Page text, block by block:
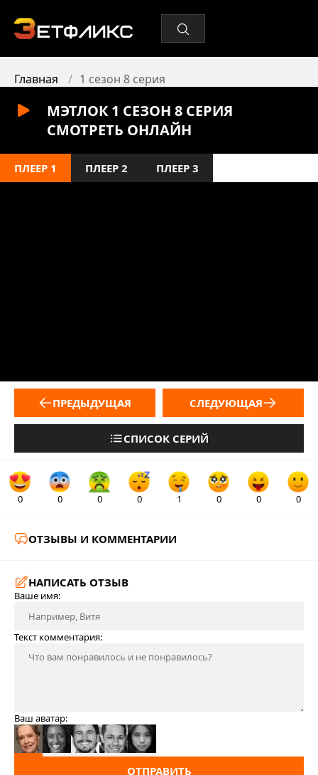
Главная 1 сезон 8 серия
МЭТЛОК 1 СЕЗОН 8 СЕРИЯ
СМОТРЕТЬ ОНЛАЙН
ПЛЕЕР 1 ПЛЕЕР 2 ПЛЕЕР 3
ПРЕДЫДУЩАЯ
СПИСОК СЕРИЙ
СЛЕДУЮЩАЯ
0 0 0 0 1 0 0 0
ОТЗЫВЫ И КОММЕНТАРИИ
НАПИСАТЬ ОТЗЫВ
Ваше имя:
Текст комментария:
Ваш аватар:
ОТПРАВИТЬ